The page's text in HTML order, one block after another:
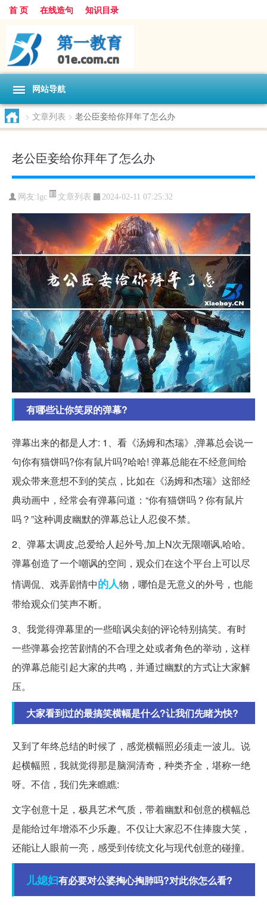
首 页 在线造句 知识目录
网站导航
> 文章列表 > 老公臣妾给你拜年了怎么办
老公臣妾给你拜年了怎么办
网友: lgc 文章列表 2024-02-11 07:25:32
有哪些让你笑尿的弹幕?
弹幕出来的都是人才: 1、看《汤姆和杰瑞》,弹幕总会说一
句你有猫饼吗?你有鼠片吗?哈哈! 弹幕总能在不经意间给
观众带来意想不到的笑点，比如在《汤姆和杰瑞》这部经
典动画中，经常会有弹幕问道：“你有猫饼吗？你有鼠片
吗？”这种调皮幽默的弹幕总让人忍俊不禁。
2、弹幕太调皮,总爱给人起外号,加上N次无限嘲讽,哈哈。
弹幕创造了一个嘲讽的空间，观众们在这个平台上可以尽
情调侃、戏弄剧情中的人物，哪怕是无意义的外号，也能
带给观众们笑声不断。
3、我觉得弹幕里的一些暗讽尖刻的评论特别搞笑。有时
一些弹幕会挖苦剧情的不合理之处或者角色的举动，这样
的弹幕总能引起大家的共鸣，并通过幽默的方式让大家解
压。
大家看到过的最搞笑横幅是什么?让我们先睹为快?
又到了年终总结的时候了，感觉横幅照必须走一波儿。说
起横幅照，我就觉得那是脑洞清奇，种类齐全，堪称一绝
呀。不信，我们先来瞧瞧:
文字创意十足，极具艺术气质，带着幽默和创意的横幅总
是能给过年增添不少乐趣。不仅让大家忍不住捧腹大笑，
还能让人眼前一亮，感受到传统文化与现代创意的碰撞。
儿媳妇有必要对公婆掏心掏肺吗?对此你怎么看?